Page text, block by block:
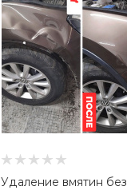
Удаление вмятин без